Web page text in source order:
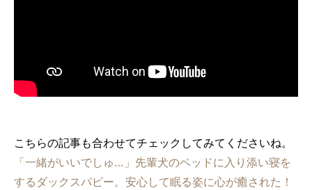
こちらの記事も合わせてチェックしてみてくださいね。
「一緒がいいでしゅ…」先輩犬のベッドに入り添い寝を
するダックスパピー。安心して眠る姿に心が癒された！